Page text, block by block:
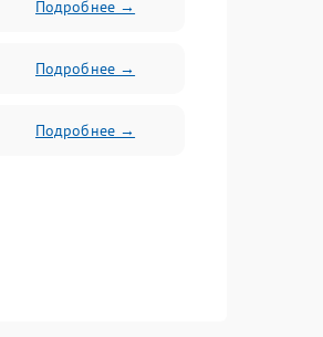
Подробнее →
Подробнее →
Подробнее →